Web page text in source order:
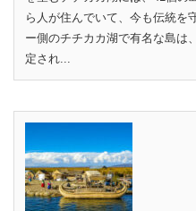
ら人が住んでいて、今も伝統を
ー側のチチカカ湖で有名な島は
定され...